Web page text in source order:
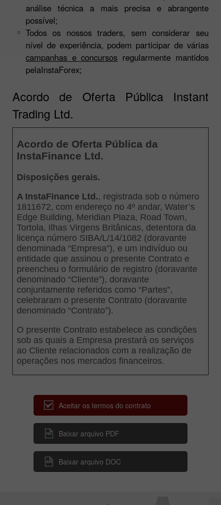
análise técnica a mais precisa e abrangente
possível;
Todos os nossos traders, sem considerar seu
nível de experiência, podem participar de várias
campanhas e concursos regularmente mantidos
pelaInstaForex;
Acordo de Oferta Pública Instant
Trading Ltd.
Aceitar os termos do contrato
Baixar arquivo PDF
Baixar arquivo DOC